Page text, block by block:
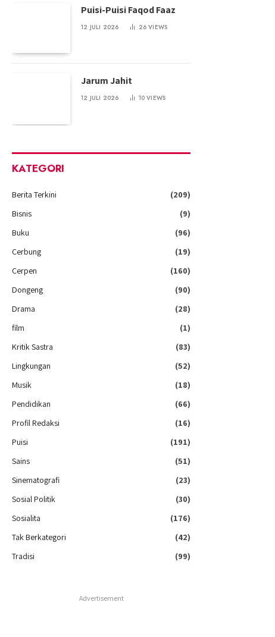
Puisi-Puisi Faqod Faaz
12 JULI 2026 26VIEWS
Jarum Jahit
12 JULI 2026 10VIEWS
KATEGORI
Berita Terkini
(209)
Bisnis
(9)
Buku
(96)
Cerbung
(19)
Cerpen
(160)
Dongeng
(90)
Drama
(28)
film
(1)
Kritik Sastra
(83)
Lingkungan
(52)
Musik
(18)
Pendidikan
(66)
Profil Redaksi
(16)
Puisi
(191)
Sains
(51)
Sinematografi
(23)
Sosial Politik
(30)
Sosialita
(176)
Tak Berkategori
(42)
Tradisi
(99)
Advertisement